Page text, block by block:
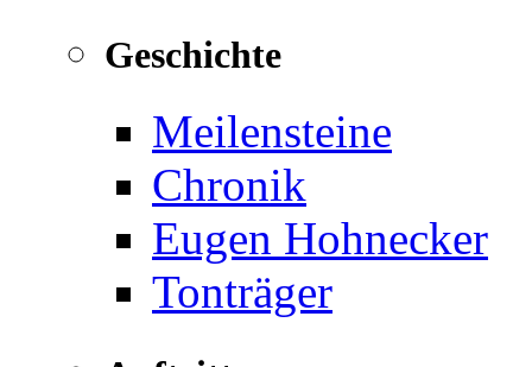
Geschichte
Meilensteine
Chronik
Eugen Hohnecker
Tonträger